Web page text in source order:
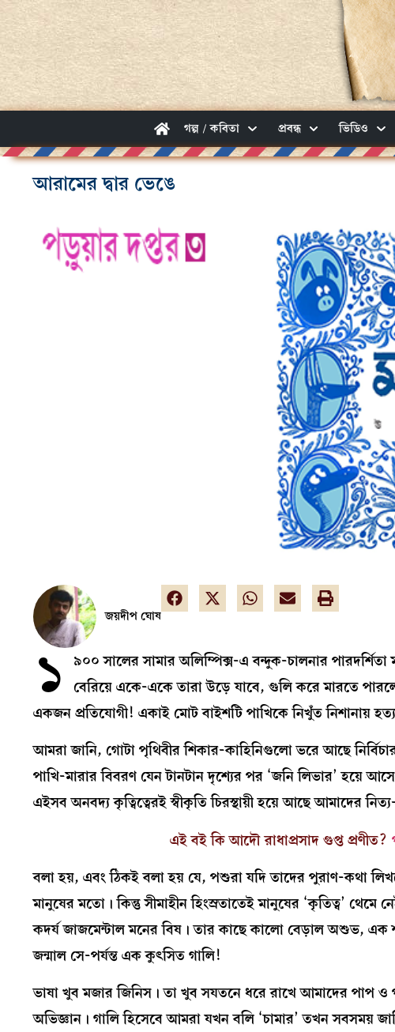
গল্প / কবিতা প্রবন্ধ ভিডিও
আরামের দ্বার ভেঙে
জয়দীপ ঘোষ
১ ৯০০ সালের সামার অলিম্পিক্স-এ বন্দুক-চালনার পারদর্শিতা
বেরিয়ে একে-একে তারা উড়ে যাবে, গুলি করে মারতে
একজন প্রতিযোগী! একাই মোট বাইশটি পাখিকে নিখুঁত নিশানায়
আমরা জানি, গোটা পৃথিবীর শিকার-কাহিনিগুলো ভরে আছে
পাখি-মারার বিবরণ যেন টানটান দৃশ্যের পর ‘জনি লিভার’
এইসব অনবদ্য কৃত্বিত্বেরই স্বীকৃতি চিরস্থায়ী হয়ে আছে আমাদের
এই বই কি আদৌ রাধাপ্রসাদ গুপ্ত প্রণীত?
বলা হয়, এবং ঠিকই বলা হয় যে, পশুরা যদি তাদের পুরাণ-কথা
মানুষের মতো। কিন্তু সীমাহীন হিংস্রতাতেই মানুষের ‘কৃতিত্ব’
কদর্য জাজমেন্টাল মনের বিষ। তার কাছে কালো বেড়াল অশুভ, এক
জন্মাল সে-পর্যন্ত এক কুৎসিত গালি!
ভাষা খুব মজার জিনিস। তা খুব সযতনে ধরে রাখে আমাদের পাপ ও
অভিজ্ঞান। গালি হিসেবে আমরা যখন বলি ‘চামার’ তখন সবসময়